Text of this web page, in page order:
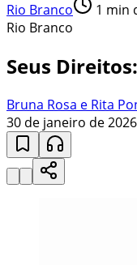
Rio Branco 1 min
Rio Branco
Seus
Bruna Rosa e Rita
30 de janeiro de